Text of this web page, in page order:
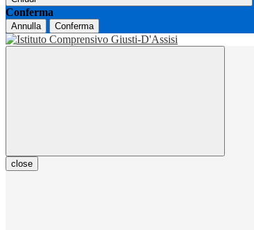
Conferma
Annulla Conferma
close